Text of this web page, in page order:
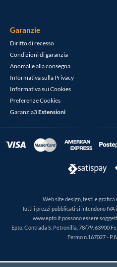
Garanzie
Diritto di recesso
Condizioni di garanzia
Anomalie alla consegna
Informativa sulla Privacy
Informativa sui Cookies
Preferenze Cookies
Garanzia3Estensioni
Web site design, testi e grafica
Tutti i prezzi pubblicati si intendono
www.epto.it possono essere
Epto, Contrada S. Petronilla, 78/79, 63900
Fermo n.167027 -